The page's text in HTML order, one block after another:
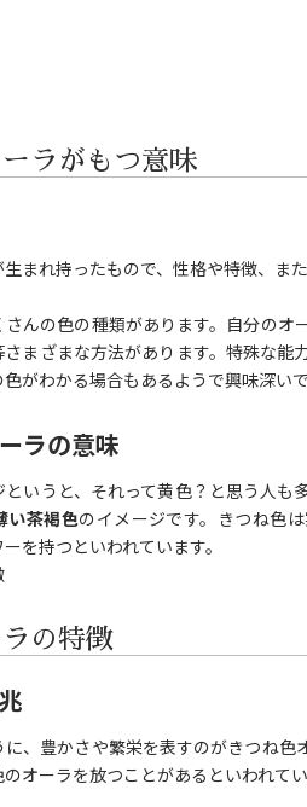
ラがもつ意味
まれ持ったもので、性格や特徴、ま
んの色の種類があります。自分の
まざまな方法があります。特殊な
がわかる場合もあるようで興味深いで
ラの意味
いうと、それって黄色？と思う人
い茶褐色のイメージです。きつね色
を持つといわれています。
の特徴
、豊かさや繁栄を表すのがきつね色
オーラを放つことがあるといわれてい